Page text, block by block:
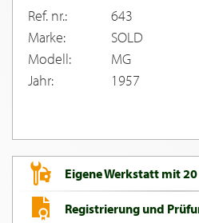
Ref. nr.:
643
Marke:
SOLD
Modell:
MG
Jahr:
1957
Eigene Werkstatt mit
Registrierung und